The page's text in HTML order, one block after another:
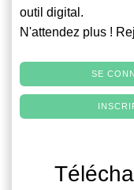
outil digital.
N'attendez plus !
SE